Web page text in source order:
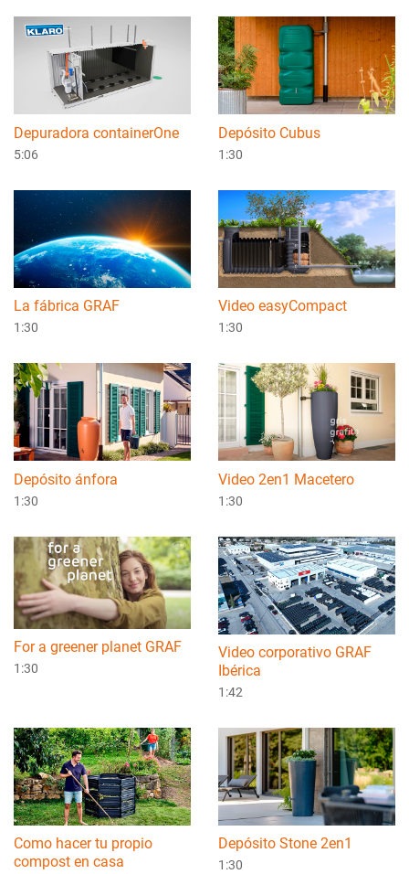
Depuradora containerOne
5:06
Depósito Cubus
1:30
La fábrica GRAF
1:30
Video easyCompact
1:30
Depósito ánfora
1:30
Video 2en1 Macetero
1:30
For a greener planet GRAF
1:30
Video corporativo GRAF
Ibérica
1:42
Como hacer tu propio
compost en casa
Depósito Stone 2en1
1:30